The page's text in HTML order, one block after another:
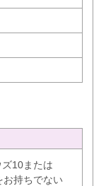
10または
お持ちでない